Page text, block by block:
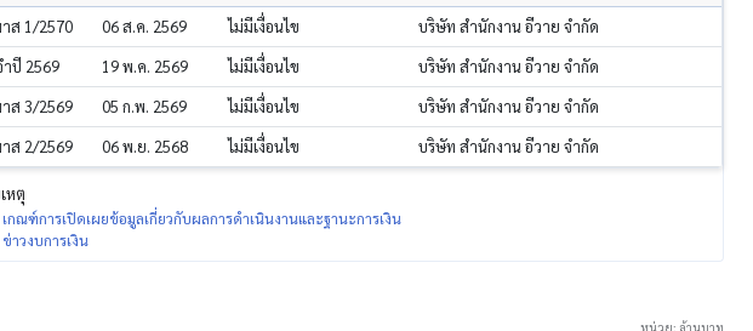
าส 1/2570 06 ส.ค. 2569 ไม่มีเงื่อนไข
บริษัท สำนักงาน อีวาย จำกัด
ำปี 2569
19 พ.ค. 2569 ไม่มีเงื่อนไข
บริษัท สำนักงาน อีวาย จำกัด
าส 3/2569
05 ก.พ. 2569 ไม่มีเงื่อนไข
บริษัท สำนักงาน อีวาย จำกัด
าส 2/2569
06 พ.ย. 2568 ไม่มีเงื่อนไข บริษัท สำนักงาน อีวาย จำกัด
หตุ
เกณฑ์การเปิดเผยข้อมูลเกี่ยวกับผลการดำเนินงานและฐานะการเงิน
ข่าวงบการเงิน
หน่วย: ล้านบาท